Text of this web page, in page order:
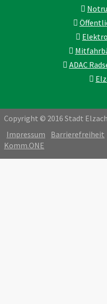
ADAC
Copyright © 2016 Stadt Elzach
Impressum
Barrierefreiheit
Komm.ONE